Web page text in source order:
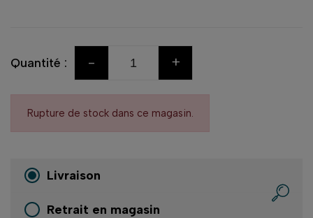
Quantité : - +
Rupture de stock dans ce magasin.
Livraison
Retrait en magasin